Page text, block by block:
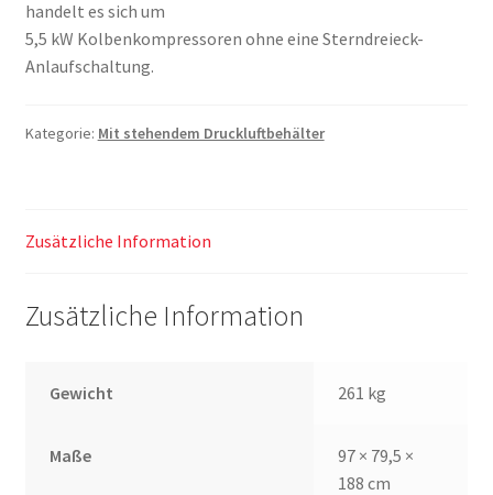
handelt es sich um
5,5 kW Kolbenkompressoren ohne eine Sterndreieck-
Anlaufschaltung.
Kategorie: Mit stehendem Druckluftbehälter
Zusätzliche Information
Zusätzliche Information
Gewicht 261 kg
Maße
97 × 79,5 ×
188 cm